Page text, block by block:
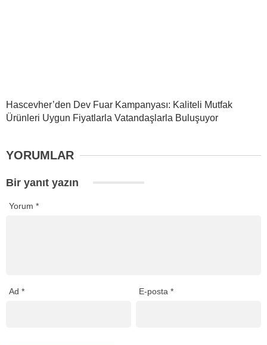
Hascevher’den Dev Fuar Kampanyası: Kaliteli Mutfak
Ürünleri Uygun Fiyatlarla Vatandaşlarla Buluşuyor
YORUMLAR
Bir yanıt yazın
Yorum *
Ad * E-posta*